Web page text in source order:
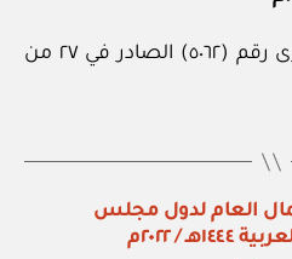
نشر في عدد جريدة أم القرى رقم (٥٠٦٢) الصادر في ٢٧ من
العام لدول مجلس
/ ٢٠٢٢م